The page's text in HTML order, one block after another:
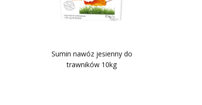
Sumin nawóz jesienny do
trawników 10kg